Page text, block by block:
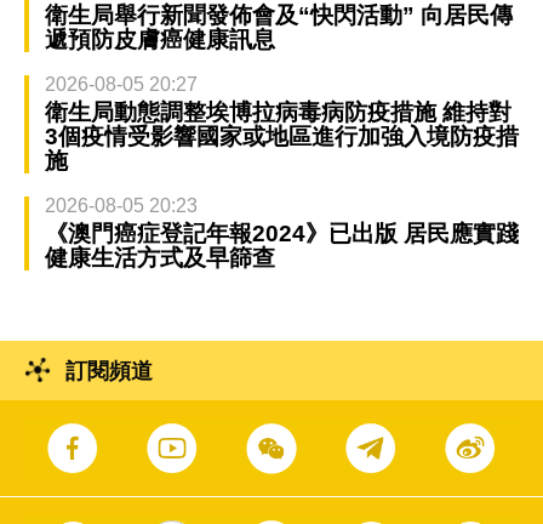
衛生局舉行新聞發佈會及“快閃活動” 向居民傳
遞預防皮膚癌健康訊息
2026-08-05 20:27
衛生局動態調整埃博拉病毒病防疫措施 維持對
3個疫情受影響國家或地區進行加強入境防疫措
施
2026-08-05 20:23
《澳門癌症登記年報2024》已出版 居民應實踐
健康生活方式及早篩查
訂閱頻道